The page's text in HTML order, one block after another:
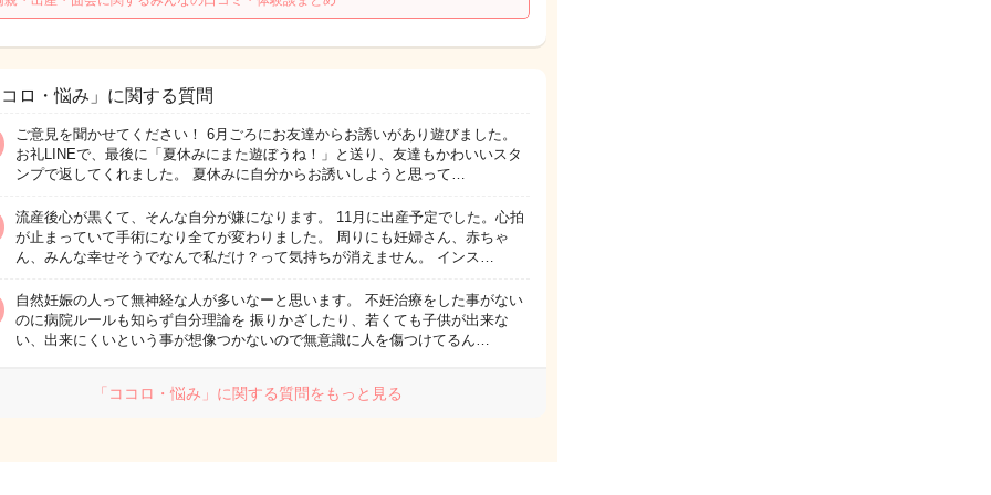
ロ・悩み」に関する質問
ご意見を聞かせてください！ 6月ごろにお友達からお誘いがあり遊びました。
お礼LINEで、最後に「夏休みにまた遊ぼうね！」と送り、友達もかわいいスタ
ンプで返してくれました。 夏休みに自分からお誘いしようと思って…
流産後心が黒くて、そんな自分が嫌になります。 11月に出産予定でした。心拍
が止まっていて手術になり全てが変わりました。 周りにも妊婦さん、赤ちゃ
ん、みんな幸せそうでなんで私だけ？って気持ちが消えません。 インス…
自然妊娠の人って無神経な人が多いなーと思います。 不妊治療をした事がない
のに病院ルールも知らず自分理論を 振りかざしたり、若くても子供が出来な
い、出来にくいという事が想像つかないので無意識に人を傷つけてるん…
「ココロ・悩み」に関する質問をもっと見る